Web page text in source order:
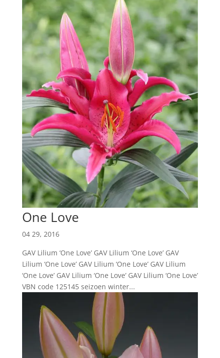
One Love
04 29, 2016
GAV Lilium ‘One Love’ GAV Lilium ‘One Love’ GAV
Lilium ‘One Love’ GAV Lilium ‘One Love’ GAV Lilium
‘One Love’ GAV Lilium ‘One Love’ GAV Lilium ‘One Love’
VBN code 125145 seizoen winter...